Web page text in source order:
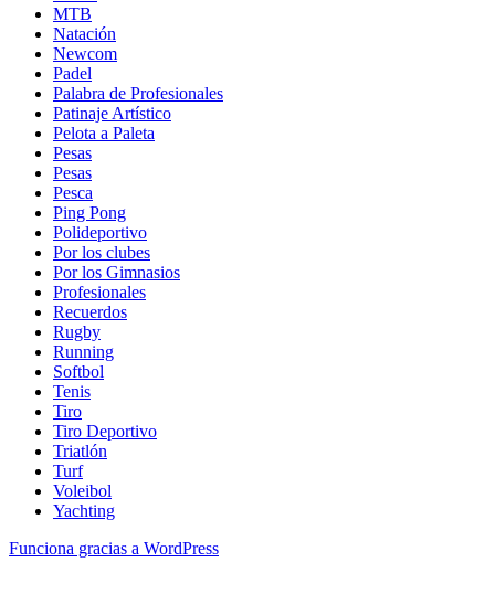
MTB
Natación
Newcom
Padel
Palabra de Profesionales
Patinaje Artístico
Pelota a Paleta
Pesas
Pesas
Pesca
Ping Pong
Polideportivo
Por los clubes
Por los Gimnasios
Profesionales
Recuerdos
Rugby
Running
Softbol
Tenis
Tiro
Tiro Deportivo
Triatlón
Turf
Voleibol
Yachting
Funciona gracias a WordPress